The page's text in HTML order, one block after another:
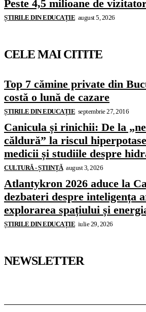
Peste 4,5 milioane de
ȘTIRILE DIN EDUCAȚIE august 5, 2026
CELE MAI CITITE
Top 7 cămine private din
costă o lună de cazare
ȘTIRILE DIN EDUCAȚIE septembrie 27, 2016
Canicula și rinichii: De la
căldură” la riscul
medicii și studiile despre
CULTURĂ - ȘTIINȚĂ august 3, 2026
Atlantykron 2026 aduce la
dezbateri despre inteligența
explorarea spațiului și
ȘTIRILE DIN EDUCAȚIE iulie 29, 2026
NEWSLETTER